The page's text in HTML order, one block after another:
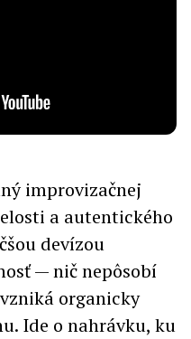
improvizačnej
a autentického
devízou
— nič nepôsobí
organicky
Ide o nahrávku, ku